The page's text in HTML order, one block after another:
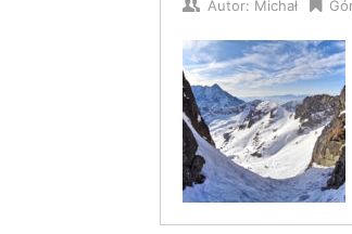
Autor: Michał